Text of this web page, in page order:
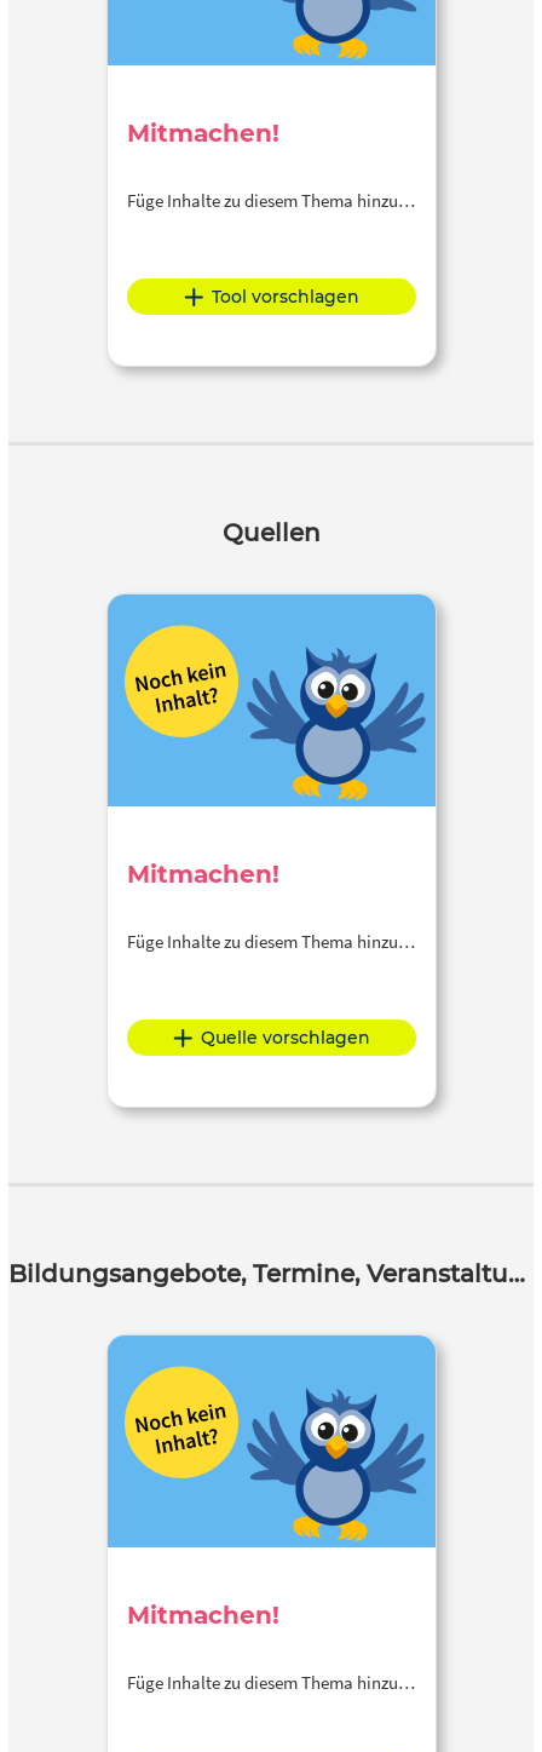
Mitmachen!
Füge Inhalte zu diesem Thema hinzu…
Tool vorschlagen
Quellen
Mitmachen!
Füge Inhalte zu diesem Thema hinzu…
Quelle vorschlagen
Bildungsangebote, Termine, Veranstaltungen
Mitmachen!
Füge Inhalte zu diesem Thema hinzu…